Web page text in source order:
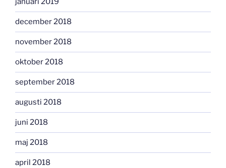
december 2018
november 2018
oktober 2018
september 2018
augusti 2018
juni 2018
maj 2018
april 2018